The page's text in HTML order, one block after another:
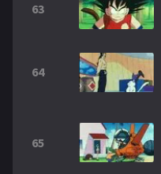
63
64
65